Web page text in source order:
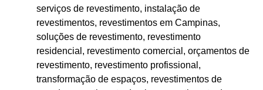
serviços de revestimento, instalação de
revestimentos, revestimentos em Campinas,
soluções de revestimento, revestimento
residencial, revestimento comercial, orçamentos de
revestimento, revestimento profissional,
transformação de espaços, revestimentos de